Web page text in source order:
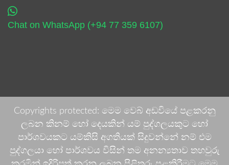
Chat on WhatsApp (+94 77 359 6107)
Copyrights protected: මෙම වෙබ් අඩවියේ පළකරනු
ලබන කිනම් හෝ දෙයකින් යම් පුද්ගලයකුට හෝ
පාර්ශවයකට යම්කිසි අගතියක් සිදුවන්නේ නම් එම
පුද්ගලයා හෝ පාර්ශවය විසින් තම අනන්‍යතාව තහවුරු